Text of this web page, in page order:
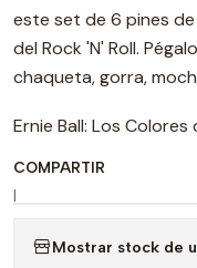
este set de 6 pines
del Rock 'N' Roll.
chaqueta, gorra,
Ernie Ball: Los Colores
COMPARTIR
|
Mostrar stock de